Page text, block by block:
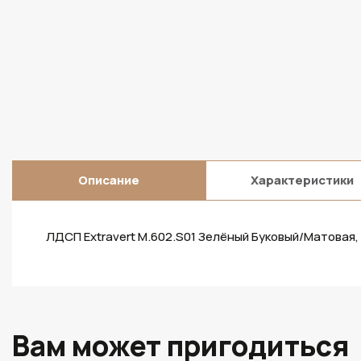
Описание Характеристики
ЛДСП Extravert M.602.S01 Зелёный Буковый/Матовая,
Вам может пригодиться